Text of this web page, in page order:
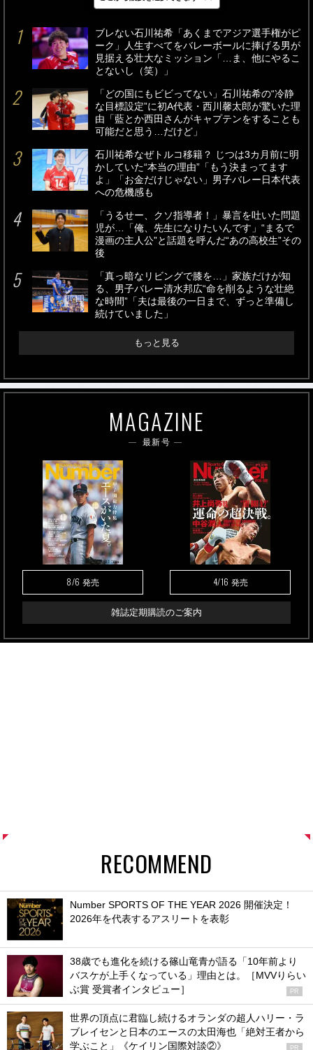
ブレない石川祐希「あくまでアジア選手権がピ
ーク」人生すべてをバレーボールに捧げる男が
見据える壮大なミッション「…ま、他にやるこ
とないし（笑）」
「どの国にもビビってない」石川祐希の“冷静
な目標設定”に初A代表・西川馨太郎が驚いた理
由「藍とか西田さんがキャプテンをすることも
可能だと思う…だけど」
石川祐希なぜトルコ移籍？ じつは3カ月前に明
かしていた“本当の理由”「もう決まってます
よ」「お金だけじゃない」男子バレー日本代表
への危機感も
「うるせー、クソ指導者！」暴言を吐いた問題
児が…「俺、先生になりたいんです」“まるで
漫画の主人公”と話題を呼んだ“あの高校生”その
後
「真っ暗なリビングで膝を…」家族だけが知
る、男子バレー清水邦広“命を削るような壮絶
な時間”「夫は最後の一日まで、ずっと準備し
続けていました」
もっと見る
MAGAZINE
最新号
8/6 発売 4/16 発売
雑誌定期購読のご案内
RECOMMEND
Number SPORTS OF THE YEAR 2026 開催決定！
2026年を代表するアスリートを表彰
38歳でも進化を続ける篠山竜青が語る「10年前より
バスケが上手くなっている」理由とは。［MVVりらい
ぶ賞 受賞者インタビュー］
PR
世界の頂点に君臨し続けるオランダの超人ハリー・ラ
ブレイセンと日本のエースの太田海也「絶対王者から
学ぶこと」《ケイリン国際対談②》
PR